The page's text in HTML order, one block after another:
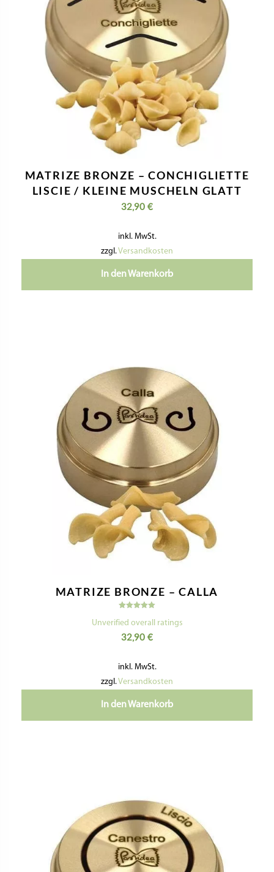
MATRIZE BRONZE – CONCHIGLIETTE
LISCIE / KLEINE MUSCHELN GLATT
32,90 €
inkl. MwSt.
zzgl.Versandkosten
In den Warenkorb
MATRIZE BRONZE – CALLA
mit
von 5
Unverified overall ratings
32,90 €
inkl. MwSt.
zzgl.Versandkosten
In den Warenkorb